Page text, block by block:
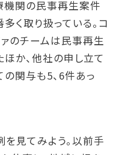
機関の民事再生案件
く取り扱っている。コ
のチームは民事再生
か、他社の申し立て
関与も5、6件あっ
見てみよう。以前手